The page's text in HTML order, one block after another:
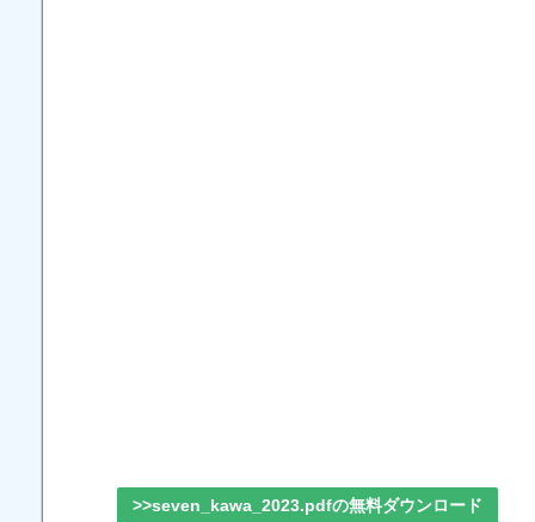
>>seven_kawa_2023.pdfの無料ダウンロード